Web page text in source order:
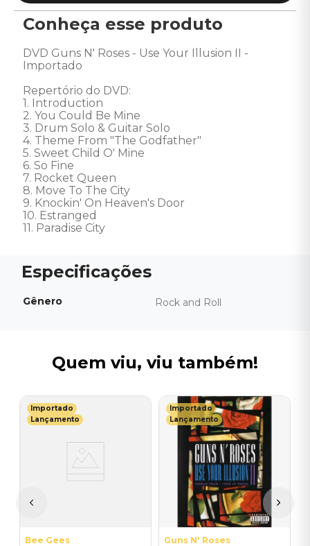
Conheça esse produto
DVD Guns N' Roses - Use Your Illusion II -
Importado
Repertório do DVD:
1. Introduction
2. You Could Be Mine
3. Drum Solo & Guitar Solo
4. Theme From "The Godfather"
5. Sweet Child O' Mine
6. So Fine
7. Rocket Queen
8. Move To The City
9. Knockin' On Heaven's Door
10. Estranged
11. Paradise City
Gênero Rock and Roll
Quem viu, viu também!
Importado
Lançamento
Bee Gees
Importado
Lançamento
Guns N' Roses